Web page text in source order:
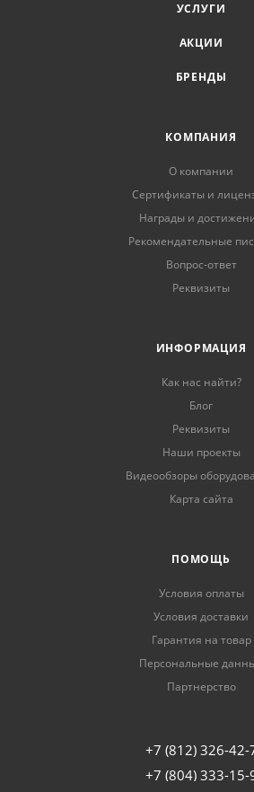
УСЛУГИ
АКЦИИ
БРЕНДЫ
КОМПАНИЯ
О компании
Сертификаты и
Награды и
Рекомендательные
Вопрос-ответ
Реквизиты
ИНФОРМАЦИЯ
Как нас найти?
Блог
Реквизиты
Наши проекты
Видеообзоры
Карта сайта
ПОМОЩЬ
Условия оплаты
Условия доставки
Гарантия на товар
Персональные
Партнерство
+7 (812) 326-42-
+7 (804) 333-15-